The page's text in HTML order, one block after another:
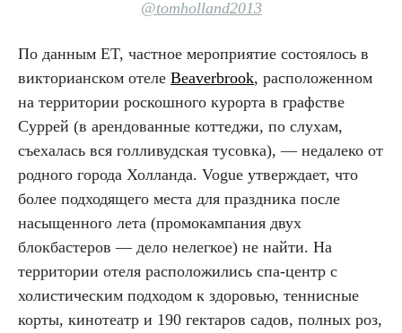
@tomholland2013
По данным ET, частное мероприятие состоялось в
викторианском отеле Beaverbrook, расположенном
на территории роскошного курорта в графстве
Суррей (в арендованные коттеджи, по слухам,
съехалась вся голливудская тусовка), — недалеко от
родного города Холланда. Vogue утверждает, что
более подходящего места для праздника после
насыщенного лета (промокампания двух
блокбастеров — дело нелегкое) не найти. На
территории отеля расположились спа-центр с
холистическим подходом к здоровью, теннисные
корты, кинотеатр и 190 гектаров садов, полных роз,